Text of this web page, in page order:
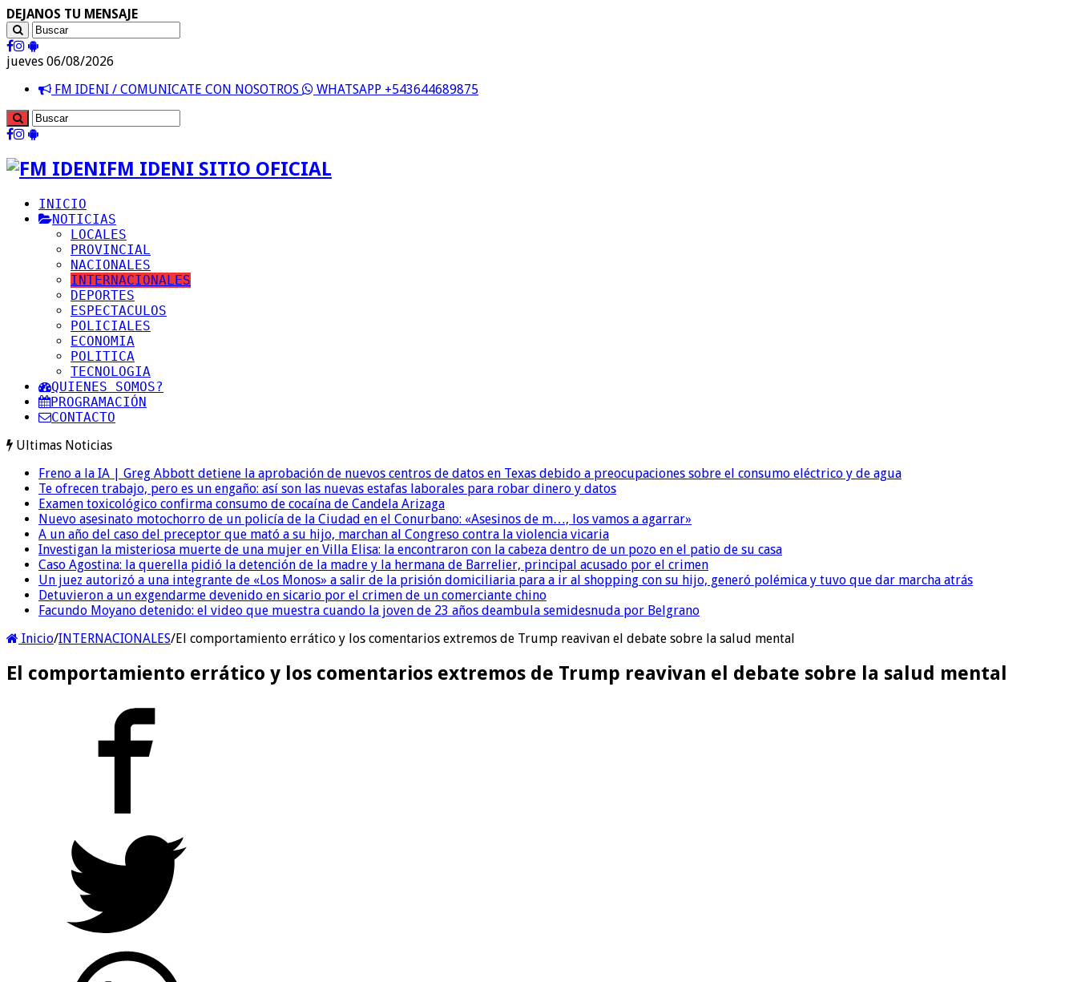
DEJANOS TU MENSAJE
jueves 06/08/2026
FM IDENI / COMUNICATE CON NOSOTROS
WHATSAPP +543644689875
FM IDENI SITIO OFICIAL
INICIO
NOTICIAS
LOCALES
PROVINCIAL
NACIONALES
INTERNACIONALES
DEPORTES
ESPECTACULOS
POLICIALES
ECONOMIA
POLITICA
TECNOLOGIA
QUIENES SOMOS?
PROGRAMACIÓN
CONTACTO
Ultimas Noticias
Freno a la IA | Greg Abbott detiene la aprobación de nuevos centros de datos en Texas debido a preocupaciones sobre el consumo eléctrico y de agua
Te ofrecen trabajo, pero es un engaño: así son las nuevas estafas laborales para robar dinero y datos
Examen toxicológico confirma consumo de cocaína de Candela Arizaga
Nuevo asesinato motochorro de un policía de la Ciudad en el Conurbano: «Asesinos de m…, los vamos a agarrar»
A un año del caso del preceptor que mató a su hijo, marchan al Congreso contra la violencia vicaria
Investigan la misteriosa muerte de una mujer en Villa Elisa: la encontraron con la cabeza dentro de un pozo en el patio de su casa
Caso Agostina: la querella pidió la detención de la madre y la hermana de Barrelier, principal acusado por el crimen
Un juez autorizó a una integrante de «Los Monos» a salir de la prisión domiciliaria para a ir al shopping con su hijo, generó polémica y tuvo que dar marcha atrás
Detuvieron a un exgendarme devenido en sicario por el crimen de un comerciante chino
Facundo Moyano detenido: el video que muestra cuando la joven de 23 años deambula semidesnuda por Belgrano
Inicio/INTERNACIONALES/El comportamiento errático y los comentarios extremos de Trump reavivan el debate sobre la salud mental
El comportamiento errático y los comentarios extremos de Trump reavivan el debate sobre la salud mental